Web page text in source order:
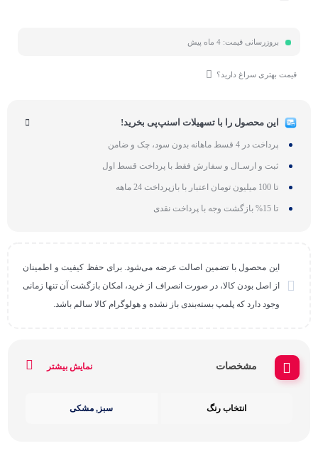
بروزرسانی قیمت: 4 ماه پیش
قیمت بهتری سراغ دارید؟
این محصول را با تسهیلات اسنپ‌پی بخرید!
پرداخت در 4 قسط ماهانه بدون سود، چک و ضامن
ثبت و ارسـال و سفارش فقط با پرداخت قسط اول
تا 100 میلیون تومان اعتبار با بازپرداخت 24 ماهه
تا 15% بازگشت وجه با پرداخت نقدی
این محصول با تضمین اصالت عرضه می‌شود. برای حفظ کیفیت و اطمینان
از اصل بودن کالا، در صورت انصراف از خرید، امکان بازگشت آن تنها زمانی
وجود دارد که پلمپ بسته‌بندی باز نشده و هولوگرام کالا سالم باشد.
مشخصات نمایش بیشتر
انتخاب رنگ سبز, مشکی